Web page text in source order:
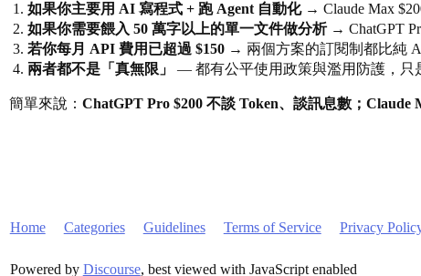
如果你主要用 AI 寫程式 + 跑 Agent 自動化→ Claude Max
如果你需要餵入 50 萬字以上的單一文件做分析→ ChatGPT
若你每月 API 費用已超過 $150 → 兩個方案的訂閱制都比純
兩者都不是「真無限」
— 都有公平使用政策與濫用防護，只
簡單來說： ChatGPT Pro $200 不談 Token、談訊息數；Claude
Home Categories Guidelines Terms of Service Privacy
Powered by Discourse, best viewed with JavaScript enabled